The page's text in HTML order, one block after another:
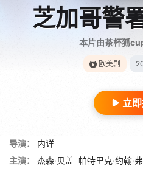
芝加哥警
本片由茶杯狐
欧美剧
立
导演：
内详
主演：
杰森·贝盖 帕特里克·约翰·